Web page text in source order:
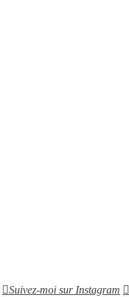
Suivez-moi sur Instagram